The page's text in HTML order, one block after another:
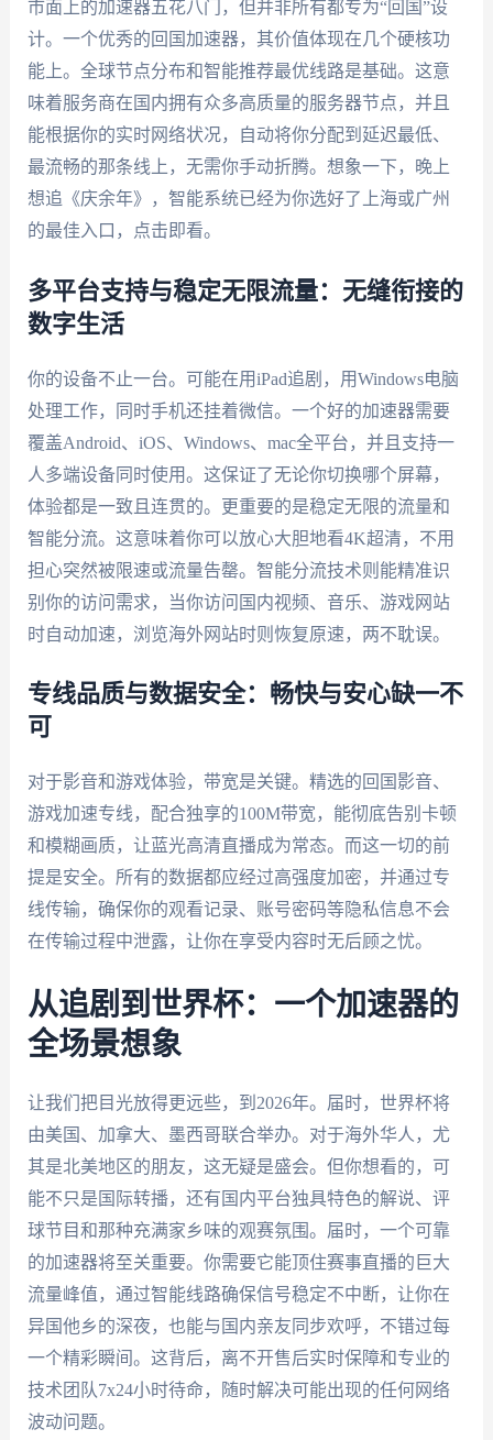
市面上的加速器五花八门，但并非所有都专为“回国”设
计。一个优秀的回国加速器，其价值体现在几个硬核功
能上。全球节点分布和智能推荐最优线路是基础。这意
味着服务商在国内拥有众多高质量的服务器节点，并且
能根据你的实时网络状况，自动将你分配到延迟最低、
最流畅的那条线上，无需你手动折腾。想象一下，晚上
想追《庆余年》，智能系统已经为你选好了上海或广州
的最佳入口，点击即看。
多平台支持与稳定无限流量：无缝衔接的
数字生活
你的设备不止一台。可能在用iPad追剧，用Windows电脑
处理工作，同时手机还挂着微信。一个好的加速器需要
覆盖Android、iOS、Windows、mac全平台，并且支持一
人多端设备同时使用。这保证了无论你切换哪个屏幕，
体验都是一致且连贯的。更重要的是稳定无限的流量和
智能分流。这意味着你可以放心大胆地看4K超清，不用
担心突然被限速或流量告罄。智能分流技术则能精准识
别你的访问需求，当你访问国内视频、音乐、游戏网站
时自动加速，浏览海外网站时则恢复原速，两不耽误。
专线品质与数据安全：畅快与安心缺一不
可
对于影音和游戏体验，带宽是关键。精选的回国影音、
游戏加速专线，配合独享的100M带宽，能彻底告别卡顿
和模糊画质，让蓝光高清直播成为常态。而这一切的前
提是安全。所有的数据都应经过高强度加密，并通过专
线传输，确保你的观看记录、账号密码等隐私信息不会
在传输过程中泄露，让你在享受内容时无后顾之忧。
从追剧到世界杯：一个加速器的
全场景想象
让我们把目光放得更远些，到2026年。届时，世界杯将
由美国、加拿大、墨西哥联合举办。对于海外华人，尤
其是北美地区的朋友，这无疑是盛会。但你想看的，可
能不只是国际转播，还有国内平台独具特色的解说、评
球节目和那种充满家乡味的观赛氛围。届时，一个可靠
的加速器将至关重要。你需要它能顶住赛事直播的巨大
流量峰值，通过智能线路确保信号稳定不中断，让你在
异国他乡的深夜，也能与国内亲友同步欢呼，不错过每
一个精彩瞬间。这背后，离不开售后实时保障和专业的
技术团队7x24小时待命，随时解决可能出现的任何网络
波动问题。